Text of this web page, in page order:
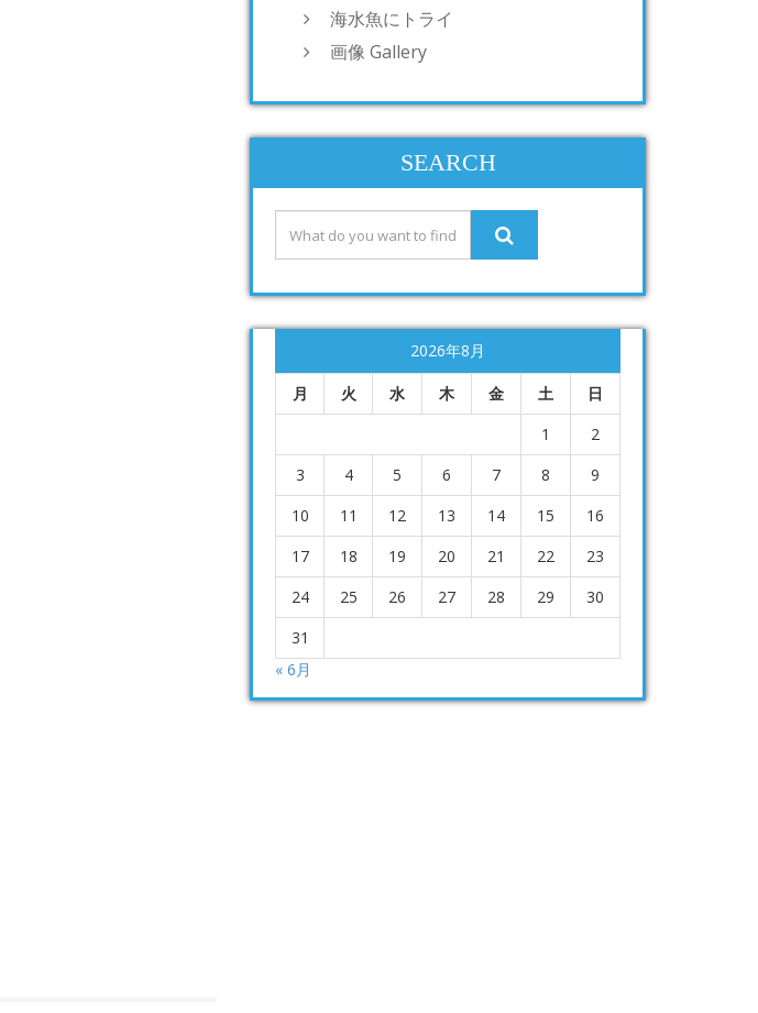
海水魚にトライ
画像 Gallery
SEARCH
2026年8月
月 火 水 木 金 土
日
1
2
3
4 5 6 7 8
9
10
11 12 13 14 15
16
17
18 19 20 21 22
23
24
25 26 27 28 29
30
31
« 6月